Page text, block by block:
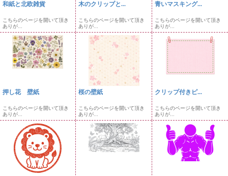
和紙と北欧雑貨
こちらのページを開いて頂き
ありが...
木のクリップと...
こちらのページを開いて頂き
ありが...
青いマスキング...
こちらのページを開いて頂き
ありが...
押し花 壁紙
こちらのページを開いて頂き
ありが...
桜の壁紙
こちらのページを開いて頂き
ありが...
クリップ付きピ...
こちらのページを開いて頂き
ありが...